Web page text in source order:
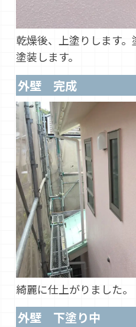
乾燥後、上塗りします
塗装します。
外壁 完成
綺麗に仕上がりました。
外壁 下塗り中